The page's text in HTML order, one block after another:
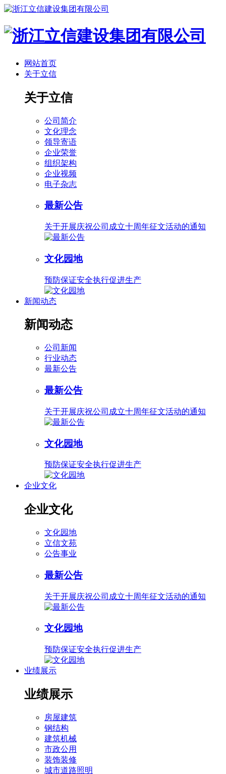
网站首页
关于立信
关于立信
公司简介
文化理念
领导寄语
企业荣誉
组织架构
企业视频
电子杂志
最新公告
关于开展庆祝公司成立十周年征文活动的通知
文化园地
预防保证安全执行促进生产
新闻动态
新闻动态
公司新闻
行业动态
最新公告
最新公告
关于开展庆祝公司成立十周年征文活动的通知
文化园地
预防保证安全执行促进生产
企业文化
企业文化
文化园地
立信文苑
公告事业
最新公告
关于开展庆祝公司成立十周年征文活动的通知
文化园地
预防保证安全执行促进生产
业绩展示
业绩展示
房屋建筑
钢结构
建筑机械
市政公用
装饰装修
城市道路照明